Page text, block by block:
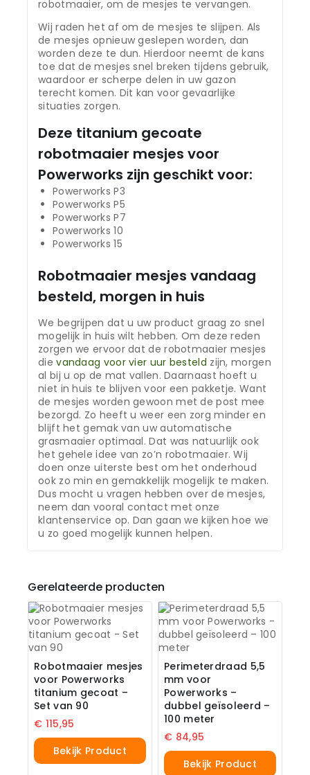
robotmaaier, om de mesjes te vervangen.
Wij raden het af om de mesjes te slijpen. Als
de mesjes opnieuw geslepen worden, dan
worden deze te dun. Hierdoor neemt de kans
toe dat de mesjes snel breken tijdens gebruik,
waardoor er scherpe delen in uw gazon
terecht komen. Dit kan voor gevaarlijke
situaties zorgen.
Deze titanium gecoate
robotmaaier mesjes voor
Powerworks zijn geschikt voor:
Powerworks P3
Powerworks P5
Powerworks P7
Powerworks 10
Powerworks 15
Robotmaaier mesjes vandaag
besteld, morgen in huis
We begrijpen dat u uw product graag zo snel
mogelijk in huis wilt hebben. Om deze reden
zorgen we ervoor dat de robotmaaier mesjes
dievandaag voor vier uur besteld zijn, morgen
al bij u op de mat vallen. Daarnaast hoeft u
niet in huis te blijven voor een pakketje. Want
de mesjes worden gewoon met de post mee
bezorgd. Zo heeft u weer een zorg minder en
blijft het gemak van uw automatische
grasmaaier optimaal. Dat was natuurlijk ook
het gehele idee van zo’n robotmaaier. Wij
doen onze uiterste best om het onderhoud
ook zo min en gemakkelijk mogelijk te maken.
Dus mocht u vragen hebben over de mesjes,
neem dan vooral contact met onze
klantenservice op. Dan gaan we kijken hoe we
u zo goed mogelijk kunnen helpen.
Gerelateerde producten
Robotmaaier mesjes
voor Powerworks
titanium gecoat –
Set van 90
€ 115,95
Bekijk Product
Perimeterdraad 5,5
mm voor
Powerworks –
dubbel geïsoleerd –
100 meter
€ 84,95
Bekijk Product